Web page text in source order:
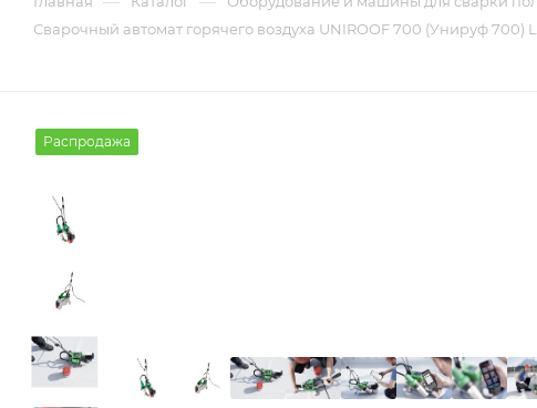
Сварочный автомат горячего воздуха UNIROOF 700 (Унируф 700)
Распродажа